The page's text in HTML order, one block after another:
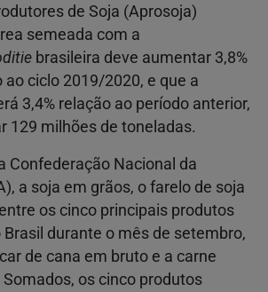
de Soja (Aprosoja)
semeada com a
brasileira deve aumentar 3,8%
ciclo 2019/2020, e que a
3,4% relação ao período anterior,
129 milhões de toneladas.
Confederação Nacional da
a soja em grãos, o farelo de soja
os cinco principais produtos
durante o mês de setembro,
de cana em bruto e a carne
Somados, os cinco produtos